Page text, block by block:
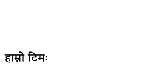
हाम्रो टिमः